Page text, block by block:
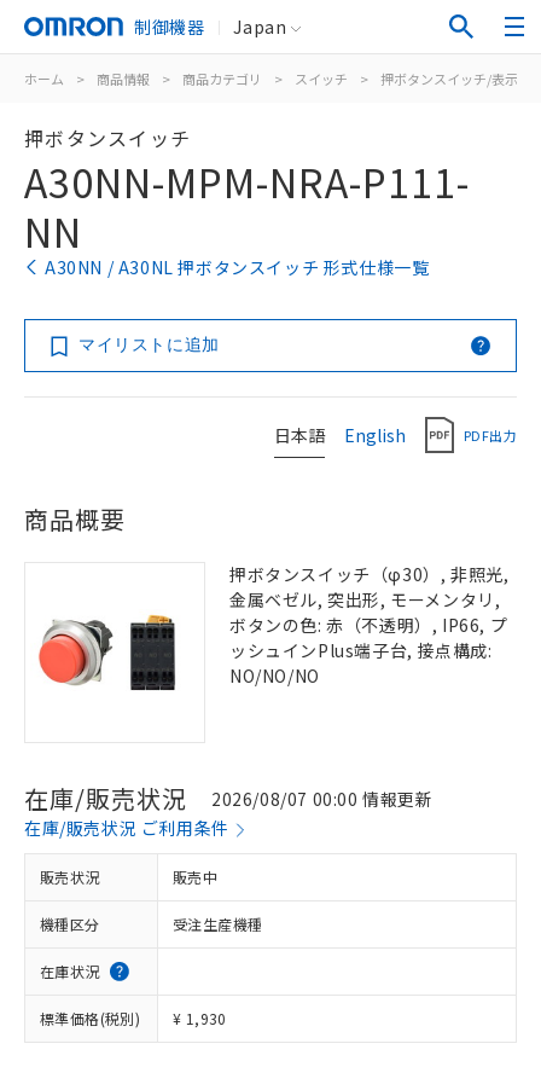
制御機器 Japan
ホーム > 商品情報 > 商品カテゴリ > スイッチ > 押ボタンスイッチ/表示灯
押ボタンスイッチ
A30NN-MPM-NRA-P111-
NN
A30NN / A30NL 押ボタンスイッチ 形式仕様一覧
マイリストに追加
日本語 English PDF出力
商品概要
押ボタンスイッチ（φ30）, 非照光,
金属ベゼル, 突出形, モーメンタリ,
ボタンの色: 赤（不透明）, IP66, プ
ッシュインPlus端子台, 接点構成:
NO/NO/NO
在庫/販売状況
2026/08/07 00:00 情報更新
在庫/販売状況 ご利用条件
販売状況 販売中
機種区分 受注生産機種
在庫状況
標準価格(税別) ¥ 1,930